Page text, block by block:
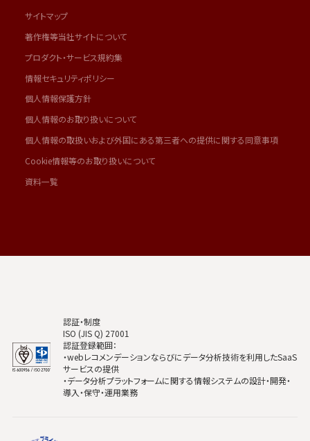
サイトマップ
著作権等当社サイトについて
プロダクト・サービス規約集
情報セキュリティポリシー
個人情報保護方針
個人情報のお取り扱いについて
個人情報の取扱いおよび外国にある第三者への提供に関する同意事項
Cookie情報等のお取り扱いについて
資料一覧
認証・制度
ISO (JIS Q) 27001
認証登録範囲：
・webレコメンデーションならびにデータ分析技術を利用したSaaS
サービスの提供
・データ分析プラットフォームに関する情報システムの設計・開発・
導入・保守・運用業務